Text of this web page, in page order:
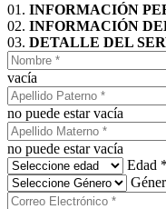
01. INFORMACIÓN
02. INFORMACIÓN
03. DETALLE DEL
vacía
no puede estar vacía
no puede estar vacía
Edad *